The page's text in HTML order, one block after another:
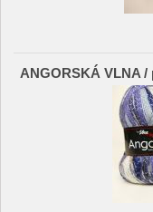
ANGORSKÁ VLNA